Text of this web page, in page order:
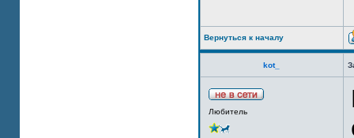
Вернуться к началу
kot_
Любитель